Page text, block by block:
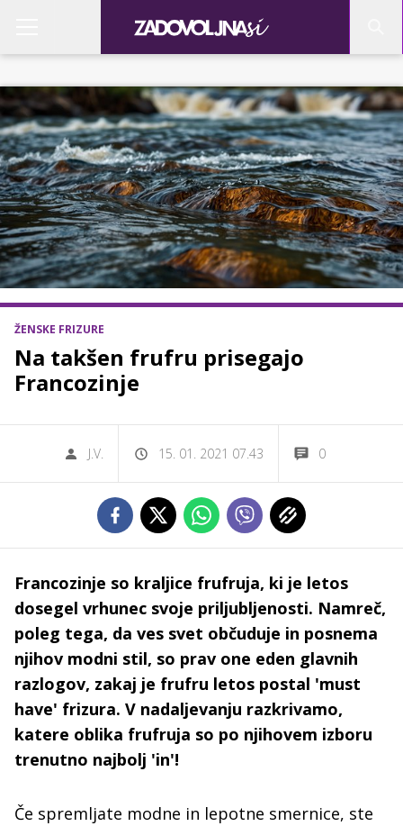
ŽENSKE FRIZURE
Na takšen frufru prisegajo
Francozinje
J.V. 15. 01. 2021 07.43 0
Francozinje so kraljice frufruja, ki je letos
dosegel vrhunec svoje priljubljenosti. Namreč,
poleg tega, da ves svet občuduje in posnema
njihov modni stil, so prav one eden glavnih
razlogov, zakaj je frufru letos postal 'must
have' frizura. V nadaljevanju razkrivamo,
katere oblika frufruja so po njihovem izboru
trenutno najbolj 'in'!
Če spremljate modne in lepotne smernice, ste